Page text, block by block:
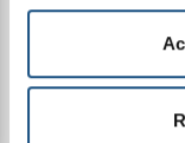
IDEALE PER
Parquet,
Le immagini